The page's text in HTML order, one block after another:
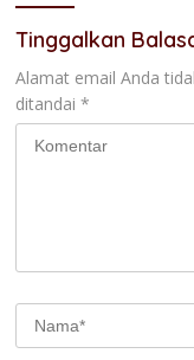
Tinggalkan
Alamat email Anda
ditandai *